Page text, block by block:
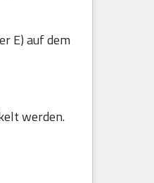
E) auf dem
werden.